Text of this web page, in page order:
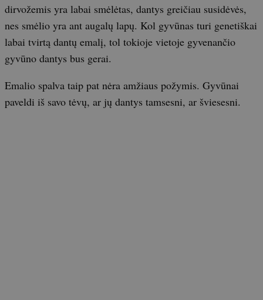
dirvožemis yra labai smėlėtas, dantys greičiau susidėvės,
nes smėlio yra ant augalų lapų. Kol gyvūnas turi genetiškai
labai tvirtą dantų emalį, tol tokioje vietoje gyvenančio
gyvūno dantys bus gerai.
Emalio spalva taip pat nėra amžiaus požymis. Gyvūnai
paveldi iš savo tėvų, ar jų dantys tamsesni, ar šviesesni.